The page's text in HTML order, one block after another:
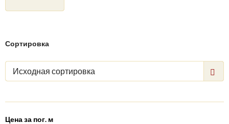
Сортировка
Исходная сортировка
Цена за пог. м